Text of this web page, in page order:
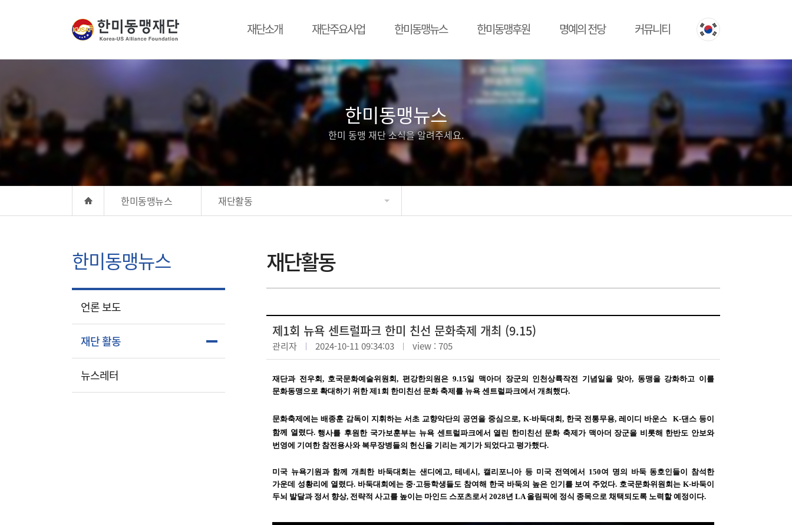
재단소개 재단주요사업 한미동맹뉴스 한미동맹후원 명예의 전당 커뮤니티
한미동맹뉴스
한미 동맹 재단 소식을 알려주세요.
한미동맹뉴스 재단활동
한미동맹뉴스
언론 보도
재단 활동
뉴스레터
재단활동
제1회 뉴욕 센트럴파크 한미 친선 문화축제 개최 (9.15)
관리자 2024-10-11 09:34:03 view : 705
재단과 전우회 , 호국문화예술위원회, 편강한의원은 9.15일 맥아더 장군의 인천상륙작전 기념일을 맞아, 동맹을 강화하고 이를
문화동맹으로 확대하기 위한 제 1회 한미친선 문화 축제를 뉴욕 센트럴파크에서 개최했다.
문화축제에 는 배종훈 감독이 지휘하는 서초 교향악단의 공연을 중심으로, K-바둑대회 , 한국 전통무용, 레이디 바운스 K-댄스 등이
함께 열렸다.행사를 후원한 국가보훈부는 뉴욕 센트럴파크에서 열린 한미친선 문화 축제가 맥아더 장군을 비롯해 한반도 안보와
번영에 기여한 참전용사와 복무장병들의 헌신을 기리는 계기가 되었다고 평가했다.
미국 뉴욕기원과 함께 개최한 바둑대회는 샌디에고,테네시, 캘리포니아 등 미국 전역에서 150여 명의 바둑 동호인들이 참석한
가운데 성황리에 열렸다. 바둑대회에는 중· 고등학생들도 참여해 한국 바둑의 높은 인기를 보여 주었다. 호국문화위원회는K-바둑이
두뇌 발달과 정서 향상, 전략적 사고를 높이는 마인드 스포츠로서 2028년 LA 올림픽에 정식 종목으로 채택되도록 노력할 예정이다.